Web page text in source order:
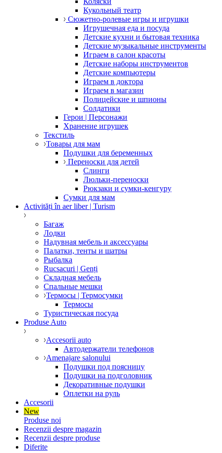
Кукольный театр
Сюжетно-ролевые игры и игрушки
Игрушечная еда и посуда
Детские кухни и бытовая техника
Детские музыкальные инструменты
Играем в салон красоты
Детские наборы инструментов
Детские компьютеры
Играем в доктора
Играем в магазин
Полицейские и шпионы
Солдатики
Герои | Персонажи
Хранение игрушек
Текстиль
Товары для мам
Подушки для беременных
Переноски для детей
Слинги
Люльки-переноски
Рюкзаки и сумки-кенгуру
Сумки для мам
Activități în aer liber | Turism
Багаж
Лодки
Надувная мебель и аксессуары
Палатки, тенты и шатры
Рыбалка
Rucsacuri | Genți
Складная мебель
Спальные мешки
Термосы | Термосумки
Термосы
Туристическая посуда
Produse Auto
Accesorii auto
Автодержатели телефонов
Amenajare salonului
Подушки под поясницу
Подушки на подголовник
Декоративные подушки
Оплетки на руль
Accesorii
New
Produse noi
Recenzii despre magazin
Recenzii despre produse
Diferite